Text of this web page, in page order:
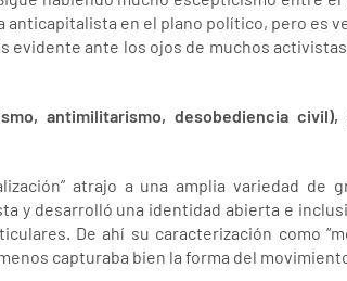
en el plano político, pero es
evidente ante los ojos de muchos
antimilitarismo, desobediencia
atrajo a una amplia variedad de
y desarrolló una identidad abierta e
De ahí su caracterización como
capturaba bien la forma del